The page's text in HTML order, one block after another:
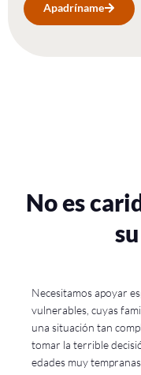
Apadríname
No es
Necesitamos apoyar
vulnerables, cuyas
una situación tan
tomar la terrible
edades muy tempranas.